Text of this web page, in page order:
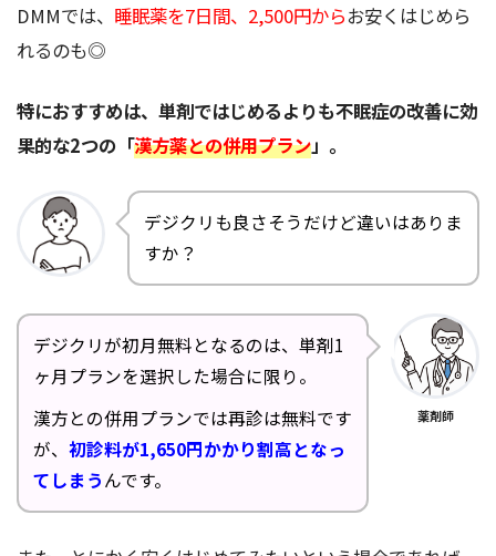
DMMでは、 睡眠薬を7日間、2,500円からお安くはじめら
れるのも◎
特におすすめは、単剤ではじめるよりも不眠症の改善に効
果的な2つの「漢方薬との併用プラン」。
デジクリも良さそうだけど違いはありま
すか？
デジクリが初月無料となるのは、単剤1
ヶ月プランを選択した場合に限り。
漢方との併用プランでは再診は無料です
が、 初診料が1,650円かかり割高となっ
てしまうんです。
薬剤師